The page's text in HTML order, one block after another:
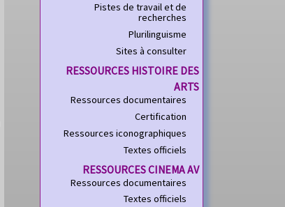
Pistes de travail et de
recherches
Plurilinguisme
Sites à consulter
RESSOURCES HISTOIRE DES
ARTS
Ressources documentaires
Certification
Ressources iconographiques
Textes officiels
RESSOURCES CINEMA AV
Ressources documentaires
Textes officiels